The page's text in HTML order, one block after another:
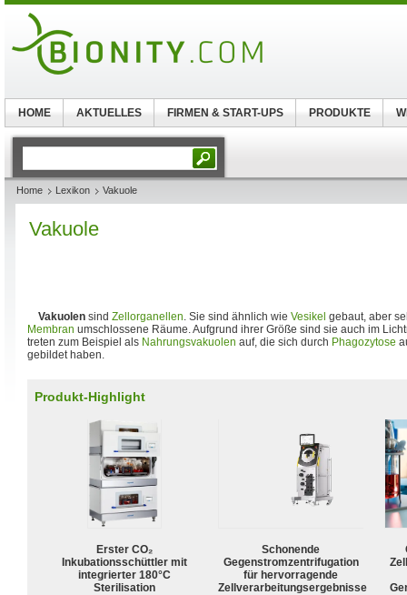
Home Lexikon Vakuole
Vakuole
Vakuolen sind Zellorganellen. Sie sind ähnlich wie Vesikel gebaut, aber
Membran umschlossene Räume. Aufgrund ihrer Größe sind sie auch im
treten zum Beispiel als Nahrungsvakuolen auf, die sich durch Phagozytose
gebildet haben.
Produkt-Highlight
Erster CO₂
Inkubationsschüttler mit
integrierter 180°C
Sterilisation
Schonende
Gegenstromzentrifugation
für hervorragende
Zellverarbeitungsergebnisse
HOME AKTUELLES FIRMEN & START-UPS PRODUKTE